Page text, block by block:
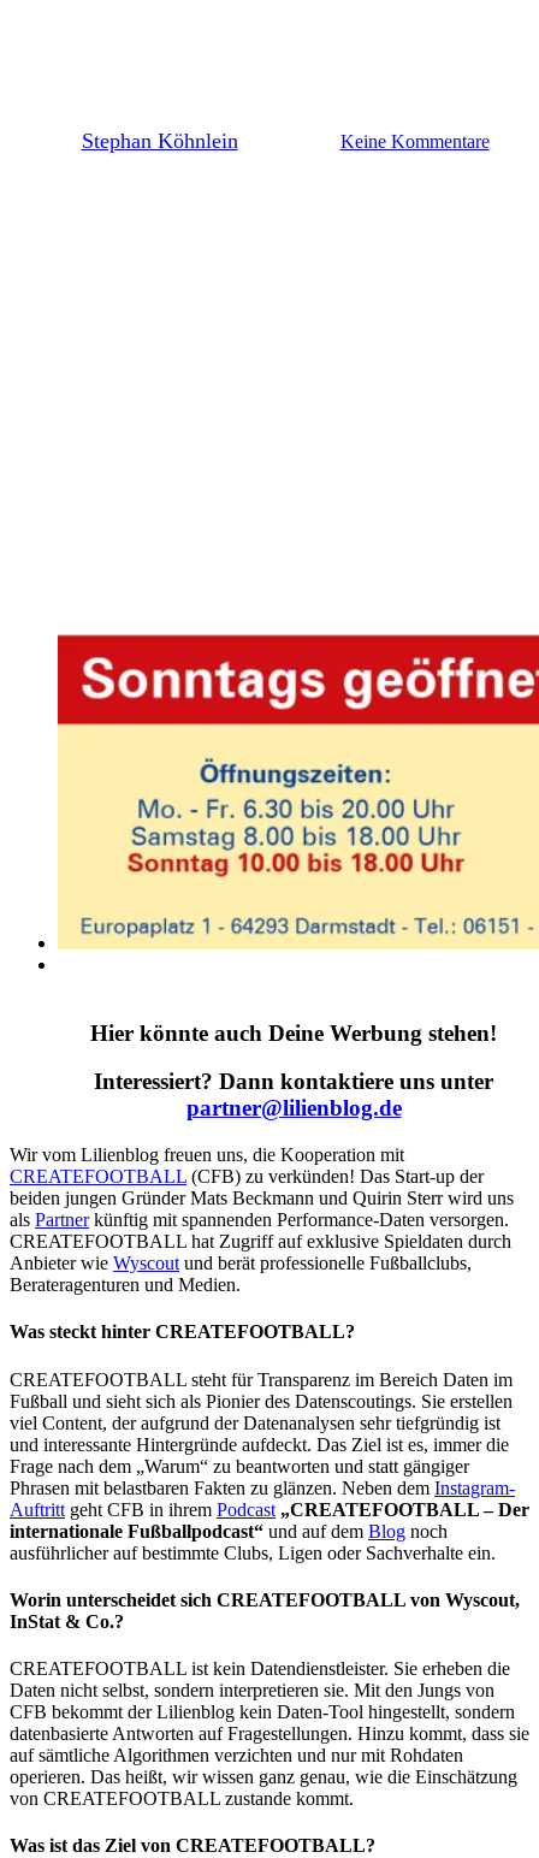
Stephan Köhnlein Keine Kommentare
Hier könnte auch Deine Werbung stehen!
Interessiert? Dann kontaktiere uns unter
partner@lilienblog.de
Wir vom Lilienblog freuen uns, die Kooperation mit
CREATEFOOTBALL (CFB) zu verkünden! Das Start-up der
beiden jungen Gründer Mats Beckmann und Quirin Sterr wird uns
als Partnerkünftig mit spannenden Performance-Daten versorgen.
CREATEFOOTBALL hat Zugriff auf exklusive Spieldaten durch
Anbieter wie Wyscout und berät professionelle Fußballclubs,
Berateragenturen und Medien.
Was steckt hinter CREATEFOOTBALL?
CREATEFOOTBALL steht für Transparenz im Bereich Daten im
Fußball und sieht sich als Pionier des Datenscoutings. Sie erstellen
viel Content, der aufgrund der Datenanalysen sehr tiefgründig ist
und interessante Hintergründe aufdeckt. Das Ziel ist es, immer die
Frage nach dem „Warum“ zu beantworten und statt gängiger
Phrasen mit belastbaren Fakten zu glänzen. Neben dem Instagram-
Auftritt geht CFB in ihrem Podcast „CREATEFOOTBALL – Der
internationale Fußballpodcast“ und auf dem Blog noch
ausführlicher auf bestimmte Clubs, Ligen oder Sachverhalte ein.
Worin unterscheidet sich CREATEFOOTBALL von Wyscout,
InStat & Co.?
CREATEFOOTBALL ist kein Datendienstleister. Sie erheben die
Daten nicht selbst, sondern interpretieren sie. Mit den Jungs von
CFB bekommt der Lilienblog kein Daten-Tool hingestellt, sondern
datenbasierte Antworten auf Fragestellungen. Hinzu kommt, dass sie
auf sämtliche Algorithmen verzichten und nur mit Rohdaten
operieren. Das heißt, wir wissen ganz genau, wie die Einschätzung
von CREATEFOOTBALL zustande kommt.
Was ist das Ziel von CREATEFOOTBALL?